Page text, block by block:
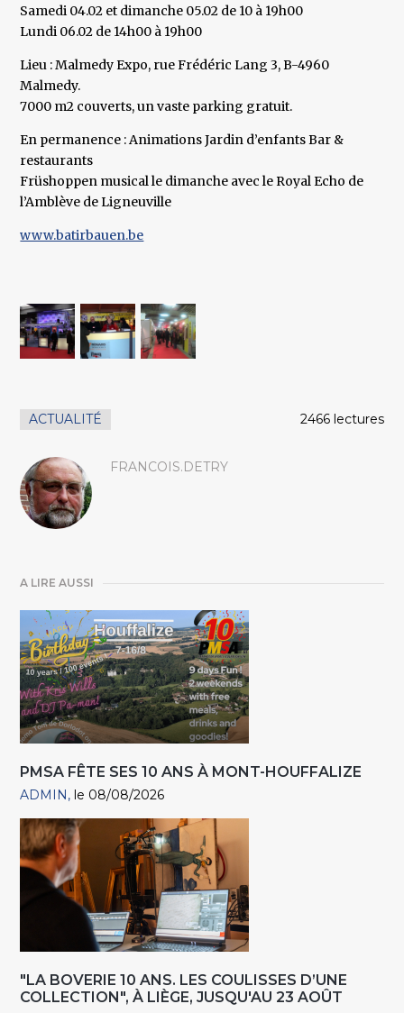
Samedi 04.02 et dimanche 05.02 de 10 à 19h00
Lundi 06.02 de 14h00 à 19h00
Lieu : Malmedy Expo, rue Frédéric Lang 3, B-4960
Malmedy.
7000 m2 couverts, un vaste parking gratuit.
En permanence : Animations Jardin d’enfants Bar &
restaurants
Früshoppen musical le dimanche avec le Royal Echo de
l’Amblève de Ligneuville
www.batirbauen.be
ACTUALITÉ 2466 lectures
FRANCOIS.DETRY
A LIRE AUSSI
PMSA FÊTE SES 10 ANS À MONT-HOUFFALIZE
ADMIN le 08/08/2026
"LA BOVERIE 10 ANS. LES COULISSES D’UNE
COLLECTION", À LIÈGE, JUSQU'AU 23 AOÛT